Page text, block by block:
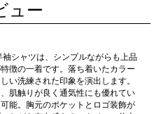
ュー
シャツは、シンプルながらも上品
徴の一着です。落ち着いたカラー
い洗練された印象を演出します。
肌触りが良く通気性にも優れてい
能。胸元のポケットとロゴ装飾が